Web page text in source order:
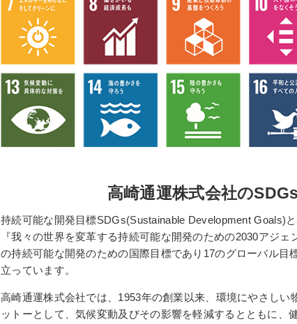
高崎通運株式会社の
持続可能な開発目標SDGs(Sustainable Development Goals)
『我々の世界を変革する持続可能な開発のための2030アジ
の持続可能な開発のための国際目標であり17のグローバル目
立っています。
高崎通運株式会社では、1953年の創業以来、環境にやさしい
ットーとして、気候変動及びその影響を軽減するとともに、